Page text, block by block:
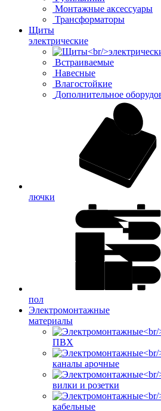
Монтажные аксессуары
Трансформаторы
Щиты
электрические
Встраиваемые
Навесные
Влагостойкие
Дополнительное
лючки
пол
Электромонтажные
материалы
ПВХ
каналы арочные
вилки и розетки
кабельные